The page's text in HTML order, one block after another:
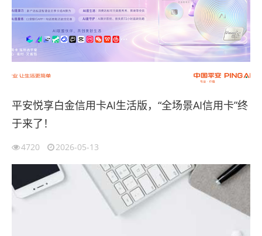
平安悦享白金信用卡AI生活版，“全场景AI信用卡”终
于来了！
4720 2026-05-13